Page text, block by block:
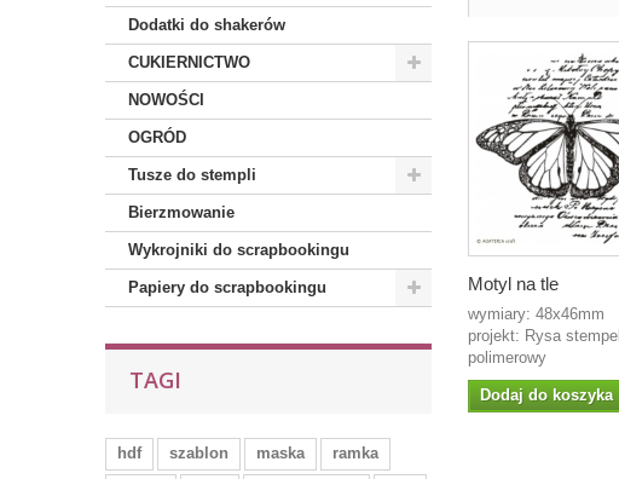
Dodatki do shakerów
CUKIERNICTWO
NOWOŚCI
OGRÓD
Tusze do stempli
Bierzmowanie
Wykrojniki do scrapbookingu
Papiery do scrapbookingu
TAGI
hdf szablon maska
ramka
Motyl na tle
wymiary: 48x46mm
projekt: Rysa stempel
polimerowy
Dodaj do koszyka